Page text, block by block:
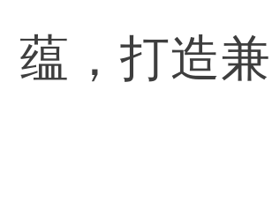
蕴，打造